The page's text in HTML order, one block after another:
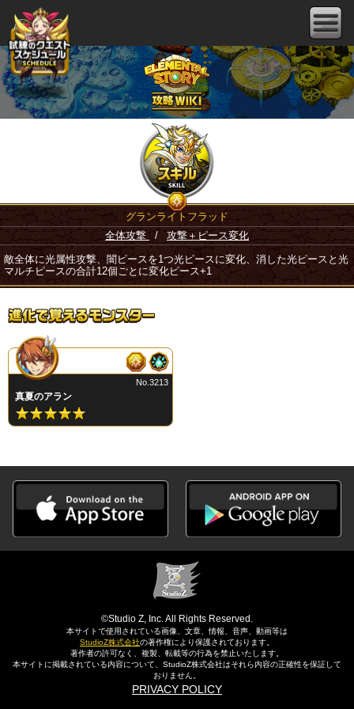
グランライトフラッド
全体攻撃
/ 攻撃＋ピース変化
敵全体に光属性攻撃、闇ピースを1つ光ピースに変化、消した光ピースと光
マルチピースの合計12個ごとに変化ピース+1
真夏のアラン
No.3213
©Studio Z, Inc. All Rights Reserved.
本サイトで使用されている画像、文章、情報、音声、動画等は
StudioZ株式会社の著作権により保護されております。
著作者の許可なく、複製、転載等の行為を禁止いたします。
本サイトに掲載されている内容について、StudioZ株式会社はそれら内容の正確性を保証して
おりません。
PRIVACY POLICY